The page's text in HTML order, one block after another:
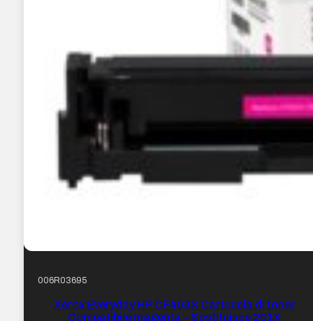
006R03695
Xerox Everyday HP CF403X Cartuccia di toner
Compatibile magenta – Sostituisce 201X